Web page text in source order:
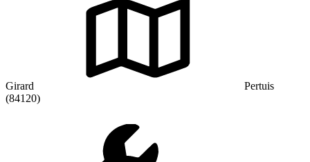
Girard
Pertuis
(84120)